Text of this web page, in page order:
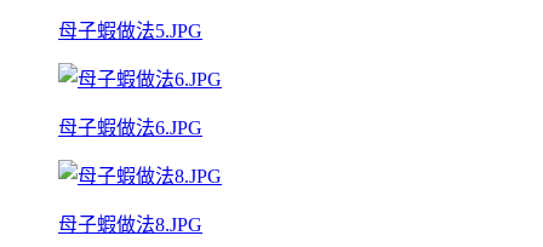
母子蝦做法5.JPG
母子蝦做法6.JPG
母子蝦做法8.JPG